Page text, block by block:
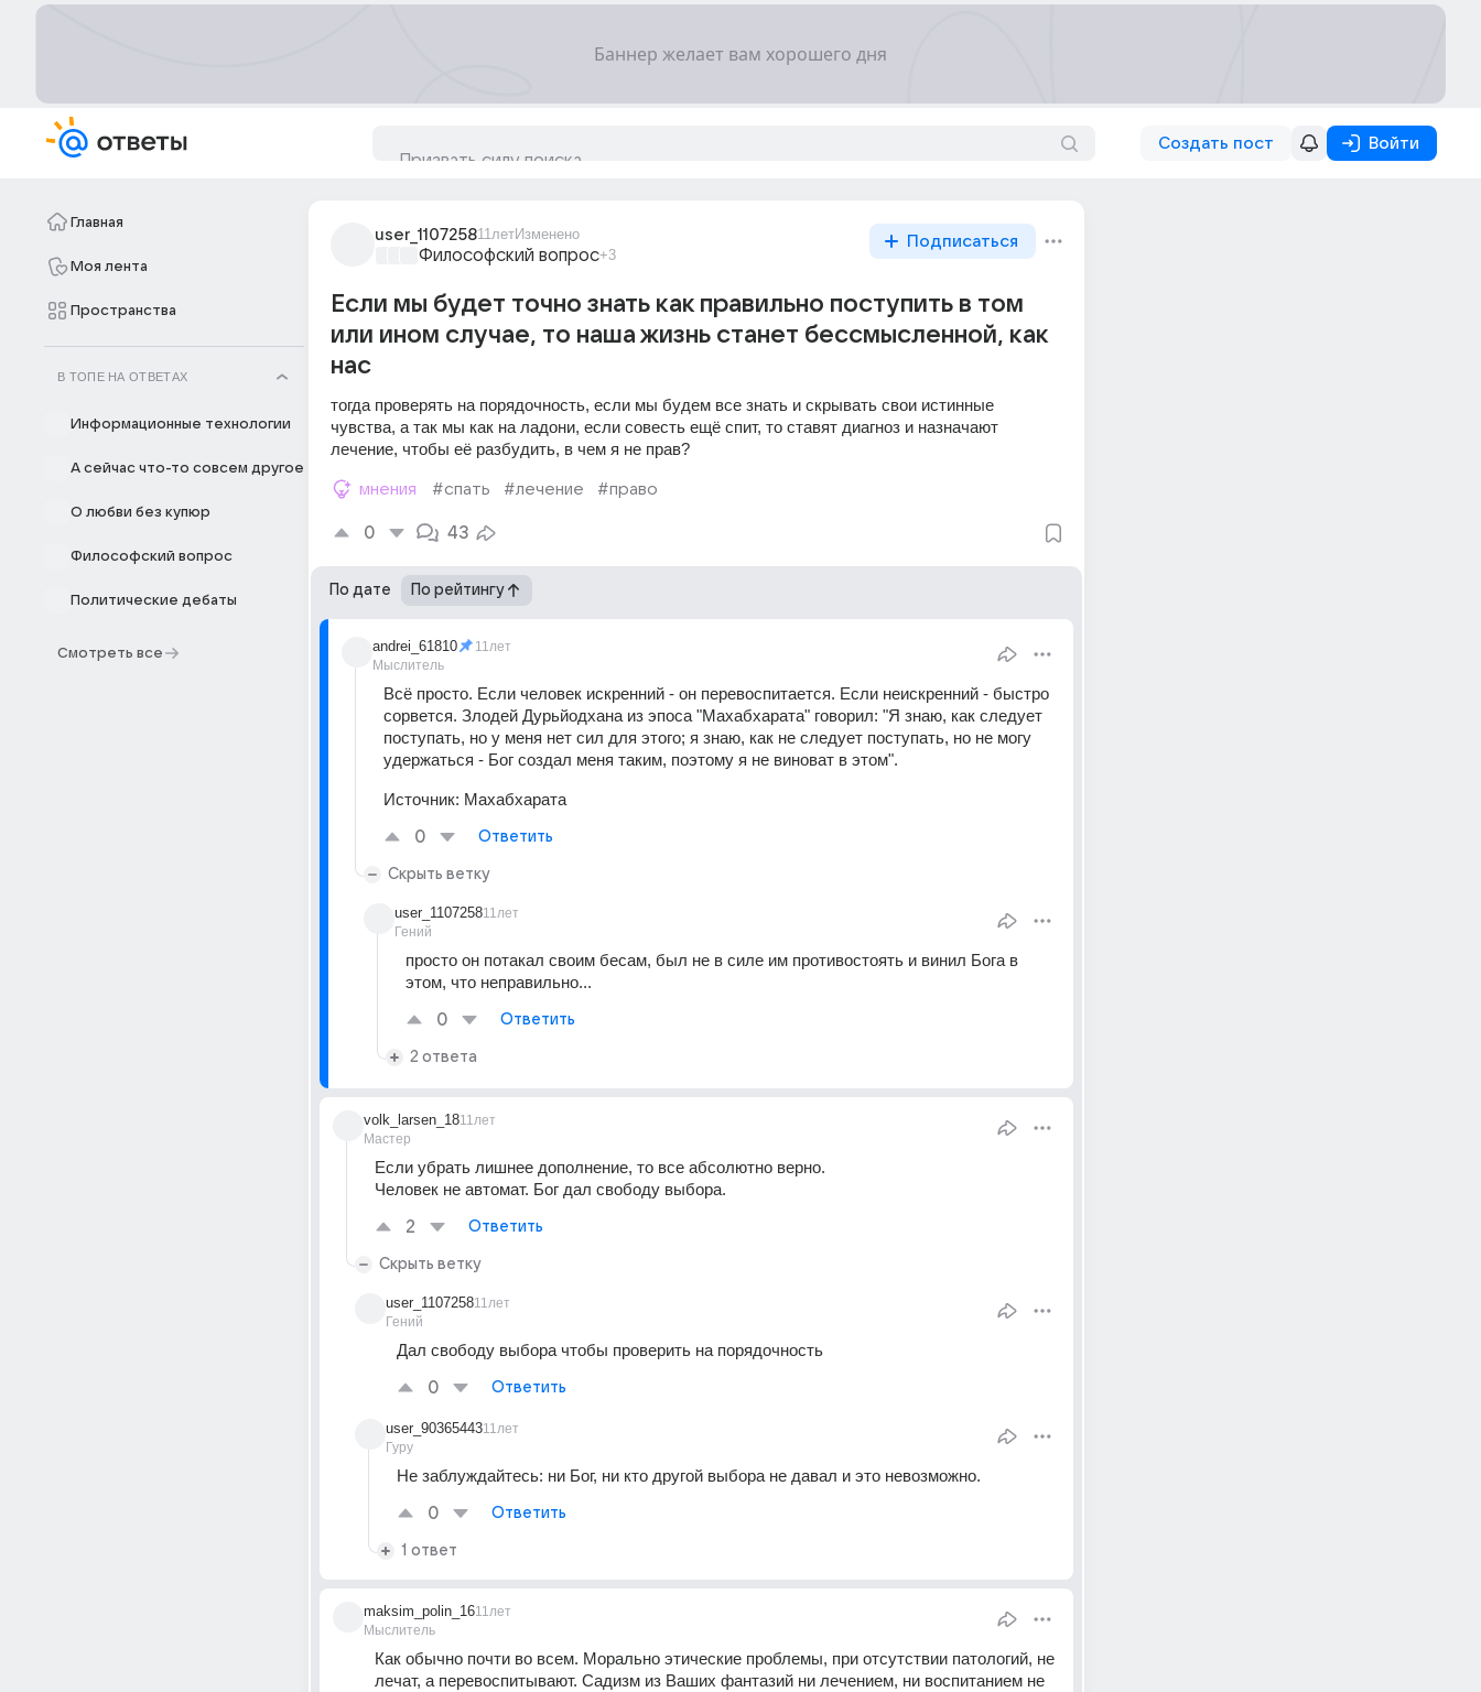
Создать пост Войти
Главная
Моя лента
Пространства
В ТОПЕ НА ОТВЕТАХ
Информационные технологии
А сейчас что-то совсем другое
О любви без купюр
Философский вопрос
Политические дебаты
Смотреть все
user_110725811летИзменено
Философский вопрос+3
Подписаться
Если мы будет точно знать как правильно поступить в том
или ином случае, то наша жизнь станет бессмысленной, как
нас
тогда проверять на порядочность, если мы будем все знать и скрывать свои истинные
чувства, а так мы как на ладони, если совесть ещё спит, то ставят диагноз и назначают
лечение, чтобы её разбудить, в чем я не прав?
мнения #спать #лечение #право
0 43
По дате По рейтингу
andrei_61810
Мыслитель
11лет
Всё просто. Если человек искренний - он перевоспитается. Если неискренний - быстро
сорвется. Злодей Дурьйодхана из эпоса "Махабхарата" говорил: "Я знаю, как следует
поступать, но у меня нет сил для этого; я знаю, как не следует поступать, но не могу
удержаться - Бог создал меня таким, поэтому я не виноват в этом".
Источник: Махабхарата
0 Ответить
Скрыть ветку
user_1107258
Гений
11лет
просто он потакал своим бесам, был не в силе им противостоять и винил Бога в
этом, что неправильно...
0 Ответить
2 ответа
volk_larsen_18
Мастер
11лет
Если убрать лишнее дополнение, то все абсолютно верно.
Человек не автомат. Бог дал свободу выбора.
2 Ответить
Скрыть ветку
user_1107258
Гений
11лет
Дал свободу выбора чтобы проверить на порядочность
0 Ответить
user_90365443
Гуру
11лет
Не заблуждайтесь: ни Бог, ни кто другой выбора не давал и это невозможно.
0 Ответить
1 ответ
maksim_polin_16
Мыслитель
11лет
Как обычно почти во всем. Морально этические проблемы, при отсутствии патологий, не
лечат, а перевоспитывают. Садизм из Ваших фантазий ни лечением, ни воспитанием не